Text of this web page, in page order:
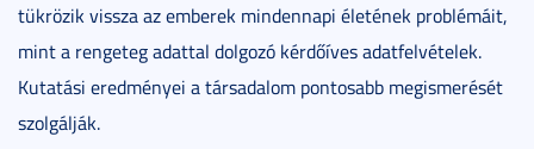
tükrözik vissza az emberek mindennapi életének problémáit,
mint a rengeteg adattal dolgozó kérdőíves adatfelvételek.
Kutatási eredményei a társadalom pontosabb megismerését
szolgálják.